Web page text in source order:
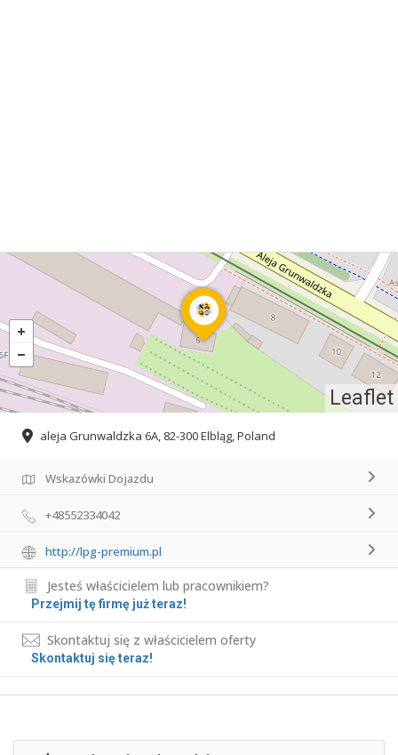
Leaflet
aleja Grunwaldzka 6A, 82-300 Elbląg, Poland
Wskazówki Dojazdu
+48552334042
http://lpg-premium.pl
Jesteś właścicielem lub pracownikiem?
Przejmij tę firmę już teraz!
Skontaktuj się z właścicielem oferty
Skontaktuj się teraz!